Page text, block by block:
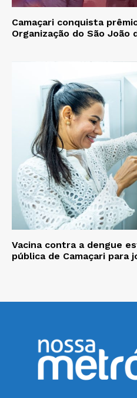
Camaçari conquista
Organização do São João
Vacina contra a dengue
pública de Camaçari para